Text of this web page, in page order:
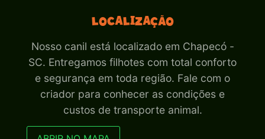
Localização
Nosso canil está localizado em Chapecó -
SC. Entregamos filhotes com total conforto
e segurança em toda região. Fale com o
criador para conhecer as condições e
custos de transporte animal.